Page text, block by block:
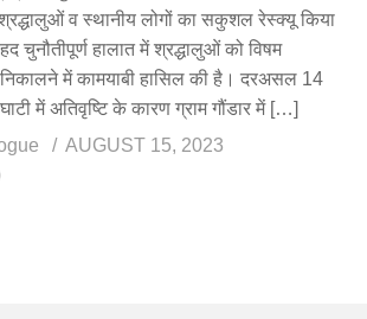
व स्थानीय लोगों का सकुशल रेस्क्यू किया
चुनौतीपूर्ण हालात में श्रद्धालुओं को विषम
निकालने में कामयाबी हासिल की है। दरअसल 14
में अतिवृष्टि के कारण ग्राम गौंडार में […]
AUGUST 15, 2023